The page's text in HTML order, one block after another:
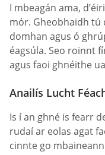
I mbeagán ama,
mór. Gheobhaidh tú
domhan agus ó
éagsúla. Seo roinnt
agus faoi ghnéithe
Anailís Lucht
Is í an ghné is fearr
rudaí ar eolas agat
cinnte go